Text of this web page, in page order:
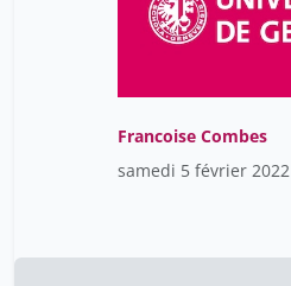
Francoise Combes
samedi 5 février 2022